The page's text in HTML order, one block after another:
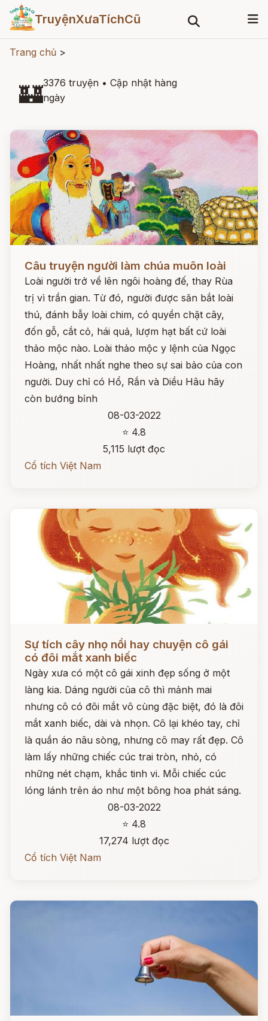
TruyệnXưaTíchCũ
Trang chủ >
🏰3376 truyện • Cập nhật hàng
ngày
Câu truyện người làm chúa muôn loài
Loài người trở về lên ngôi hoàng đế, thay Rùa
trị vì trần gian. Từ đó, người được săn bắt loài
thú, đánh bẫy loài chim, có quyền chặt cây,
đốn gỗ, cắt cỏ, hái quả, lượm hạt bất cứ loài
thảo mộc nào. Loài thảo mộc y lệnh của Ngọc
Hoàng, nhất nhất nghe theo sự sai bảo của con
người. Duy chỉ có Hổ, Rắn và Diều Hâu hãy
còn bướng bỉnh
08-03-2022
⭐ 4.8
5,115 lượt đọc
Cổ tích Việt Nam
Sự tích cây nhọ nồi hay chuyện cô gái
có đôi mắt xanh biếc
Ngày xưa có một cô gái xinh đẹp sống ở một
làng kia. Dáng người của cô thì mảnh mai
nhưng cô có đôi mắt vô cùng đặc biệt, đó là đôi
mắt xanh biếc, dài và nhọn. Cô lại khéo tay, chỉ
là quần áo nâu sòng, nhưng cô may rất đẹp. Cô
làm lấy những chiếc cúc trai tròn, nhỏ, có
những nét chạm, khắc tinh vi. Mỗi chiếc cúc
lóng lánh trên áo như một bông hoa phát sáng.
08-03-2022
⭐ 4.8
17,274 lượt đọc
Cổ tích Việt Nam